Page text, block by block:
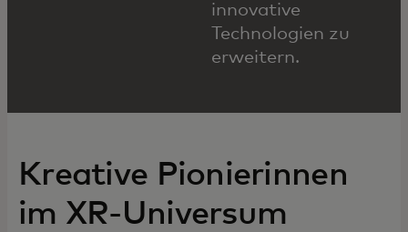
innovative
Technologien zu
erweitern.
Kreative Pionierinnen
im XR-Universum